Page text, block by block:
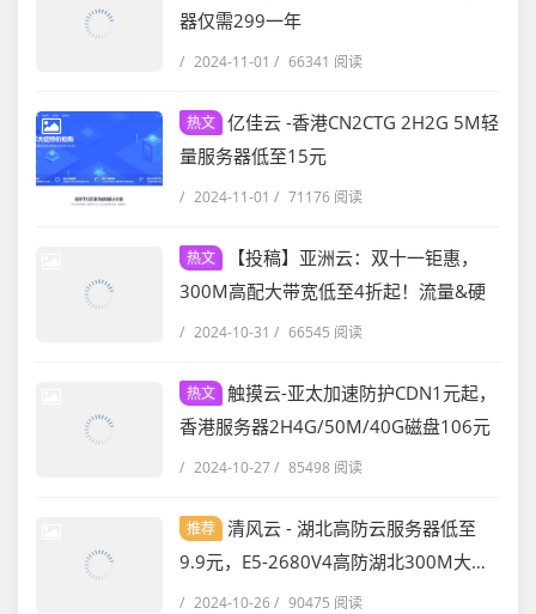
器仅需299一年
/ 2024-11-01 / 66341 阅读
热文 亿佳云 -香港CN2CTG 2H2G 5M轻
量服务器低至15元
/ 2024-11-01 / 71176 阅读
热文
【投稿】亚洲云：双十一钜惠，
300M高配大带宽低至4折起！流量&硬
盘免费翻倍！服务器免费送！
/ 2024-10-31 / 66545 阅读
热文 触摸云-亚太加速防护CDN1元起，
香港服务器2H4G/50M/40G磁盘106元
/ 2024-10-27/ 85498 阅读
推荐 清风云 - 湖北高防云服务器低至
9.9元，E5-2680V4高防湖北300M大带
宽低至50元
/ 2024-10-26/ 90475 阅读